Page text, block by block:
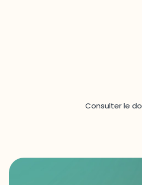
Consulter le